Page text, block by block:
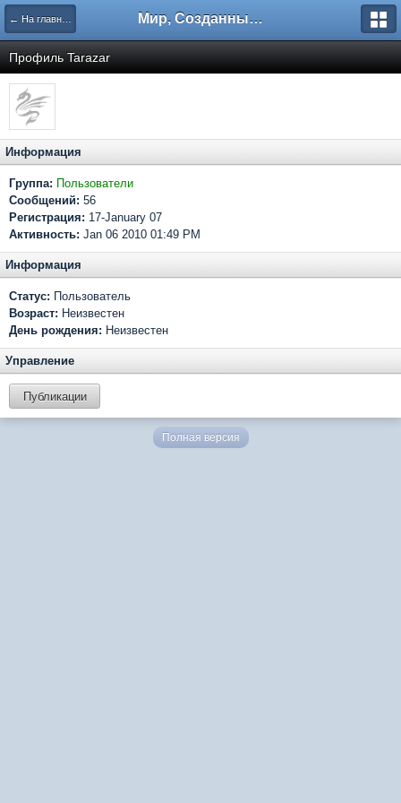
← На главную Мир, Созданный Мастером.
Профиль Tarazar
Информация
Группа: Пользователи
Сообщений: 56
Регистрация: 17-January 07
Активность: Jan 06 2010 01:49 PM
Информация
Статус: Пользователь
Возраст: Неизвестен
День рождения: Неизвестен
Управление
Публикации
Полная версия